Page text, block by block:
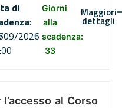
di
:
2026
Giorni
alla
scadenza:
33
Maggiori
dettagli
al Corso